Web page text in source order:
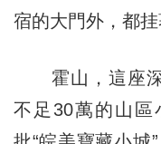
宿的大門外，都挂
霍山，這座深
不足30萬的山區